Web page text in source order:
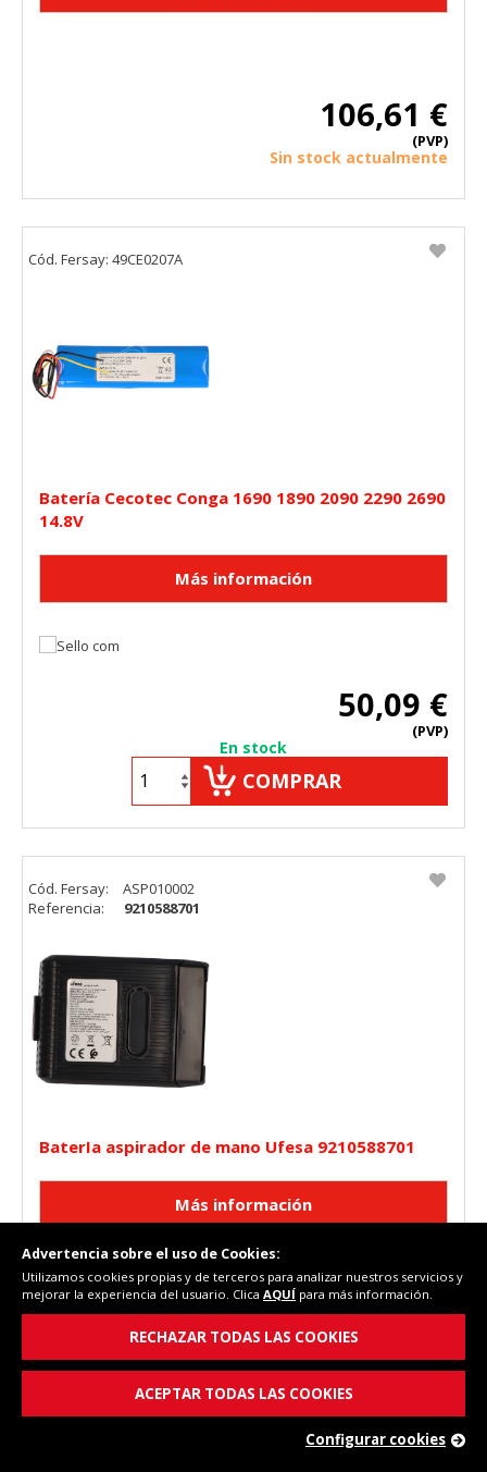
106,61 €
(PVP)
Sin stock actualmente
Batería Cecotec Conga 1690 1890 2090 2290 2690
14.8V
50,09 €
(PVP)
En stock
COMPRAR
Cód. Fersay: 49CE0207A
BaterIa aspirador de mano Ufesa 9210588701
62,62 €
(PVP)
En stock
COMPRAR
Cód. Fersay:
ASP010002
Referencia:
9210588701
Advertencia sobre el uso de Cookies:
Utilizamos cookies propias y de terceros para analizar nuestros servicios y
mejorar la experiencia del usuario. Clica AQUÍ para más información.
RECHAZAR TODAS LAS COOKIES
ACEPTAR TODAS LAS COOKIES
Configurar cookies